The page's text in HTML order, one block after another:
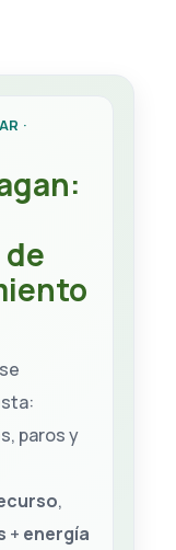
·
paros y
,
+ energía